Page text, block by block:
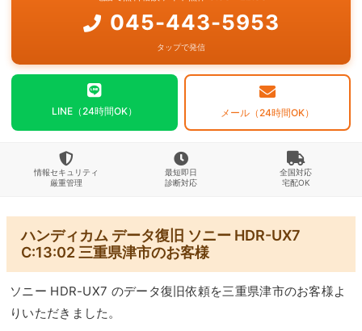
045-443-5953
タップで発信
LINE（24時間OK） メール（24時間OK）
情報セキュリティ
厳重管理
最短即日
診断対応
全国対応
宅配OK
ハンディカム データ復旧 ソニー HDR-UX7
C:13:02 三重県津市のお客様
ソニー HDR-UX7 のデータ復旧依頼を三重県津市のお客様よ
りいただきました。